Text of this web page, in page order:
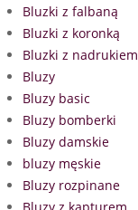
Bluzki z falbaną
Bluzki z koronką
Bluzki z nadrukiem
Bluzy
Bluzy basic
Bluzy bomberki
Bluzy damskie
bluzy męskie
Bluzy rozpinane